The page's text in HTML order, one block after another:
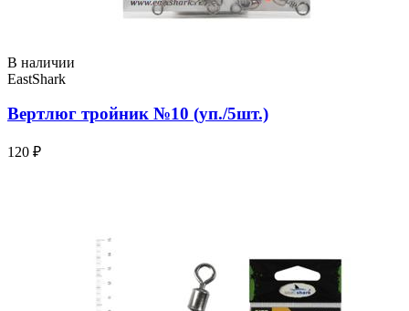
В наличии
EastShark
Вертлюг тройник №10 (уп./5шт.)
120 ₽